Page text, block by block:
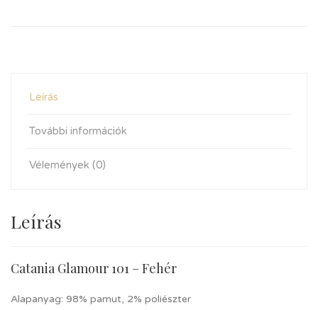
Leírás
További információk
Vélemények (0)
Leírás
Catania Glamour 101 – Fehér
Alapanyag: 98% pamut, 2% poliészter